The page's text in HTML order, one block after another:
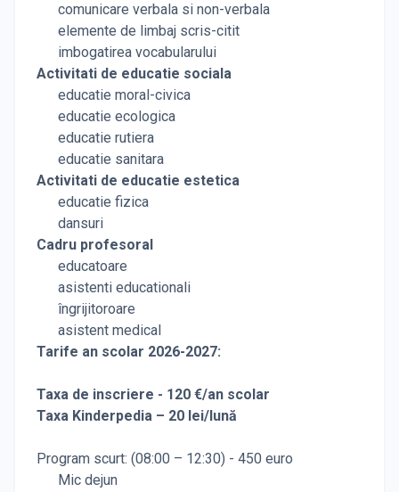
comunicare verbala si non-verbala
elemente de limbaj scris-citit
imbogatirea vocabularului
Activitati de educatie sociala
educatie moral-civica
educatie ecologica
educatie rutiera
educatie sanitara
Activitati de educatie estetica
educatie fizica
dansuri
Cadru profesoral
educatoare
asistenti educationali
îngrijitoroare
asistent medical
Tarife an scolar 2026-2027:
Taxa de inscriere - 120 €/an scolar
Taxa Kinderpedia – 20 lei/lună
Program scurt: (08:00 – 12:30) - 450 euro
Mic dejun